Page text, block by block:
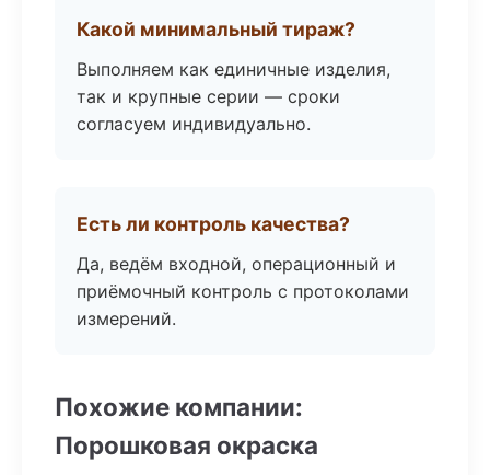
Какой минимальный тираж?
Выполняем как единичные изделия,
так и крупные серии — сроки
согласуем индивидуально.
Есть ли контроль качества?
Да, ведём входной, операционный и
приёмочный контроль с протоколами
измерений.
Похожие компании:
Порошковая окраска